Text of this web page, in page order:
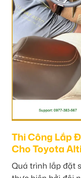
Thi Công Lắp
Cho Toyota
Quá trình lắp đặt